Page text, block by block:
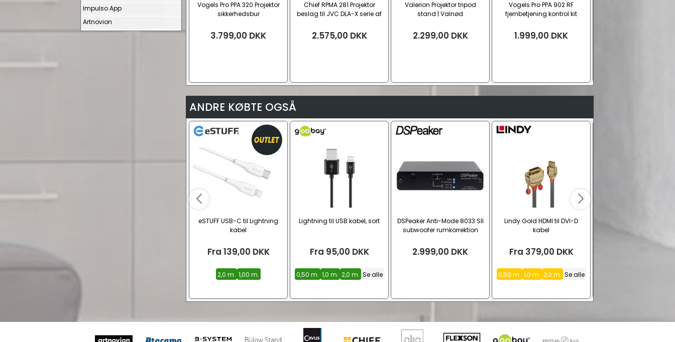
Impulso App
Artnovion
Vogels Pro PPA 320 Projektor
sikkerhedsbur
3.799,00 DKK
Chief RPMA 281 Projektor
beslag til JVC DLA-X serie af
2.575,00 DKK
Valerion Projektor tripod
stand | Valnød
2.299,00 DKK
Vogels Pro PPA 902 RF
fjernbetjening kontrol kit
1.999,00 DKK
ANDRE KØBTE OGSÅ
eSTUFF USB-C til Lightning
kabel
Fra 139,00 DKK
2,0 m. 1,00 m.
Lightning til USB kabel, sort
Fra 95,00 DKK
0,50 m. 1,0 m. 2,0 m. Se alle
DSPeaker Anti-Mode 8033 SII
subwoofer rumkorrektion
2.999,00 DKK
Lindy Gold HDMI til DVI-D
kabel
Fra 379,00 DKK
0,50 m. 1,0 m. 2,0 m. Se alle